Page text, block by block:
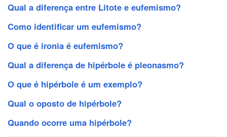
Qual a diferença entre Litote e eufemismo?
Como identificar um eufemismo?
O que é ironia é eufemismo?
Qual a diferença de hipérbole é pleonasmo?
O que é hipérbole é um exemplo?
Qual o oposto de hipérbole?
Quando ocorre uma hipérbole?